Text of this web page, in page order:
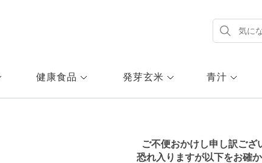
健康食品 発芽玄米 青汁
ご不便おかけし申し訳ござ
恐れ入りますが以下をお確